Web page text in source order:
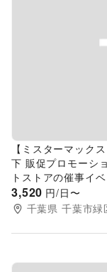
Previous
【ミスターマック
下 販促プロモーシ
トストアの催事イ
3,520 円/日〜
千葉県 千葉市緑